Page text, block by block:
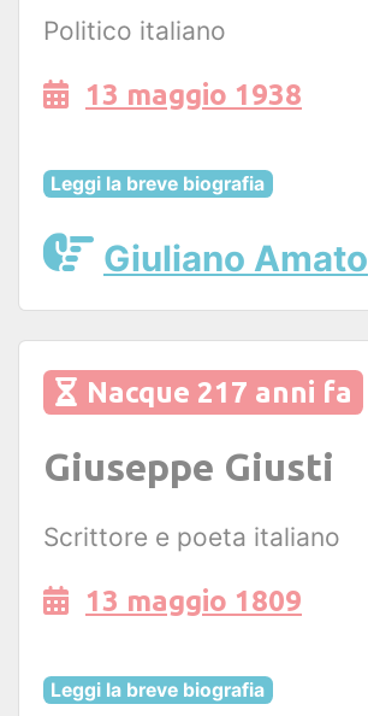
Politico italiano
13 maggio 1938
Leggi la breve biografia
Giuliano Amato
Nacque 217 anni fa
Giuseppe Giusti
Scrittore e poeta italiano
13 maggio 1809
Leggi la breve biografia